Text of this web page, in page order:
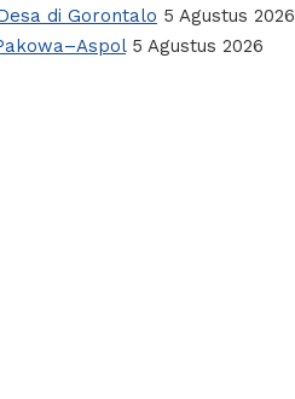
di Gorontalo 5 Agustus 2026
5 Agustus 2026